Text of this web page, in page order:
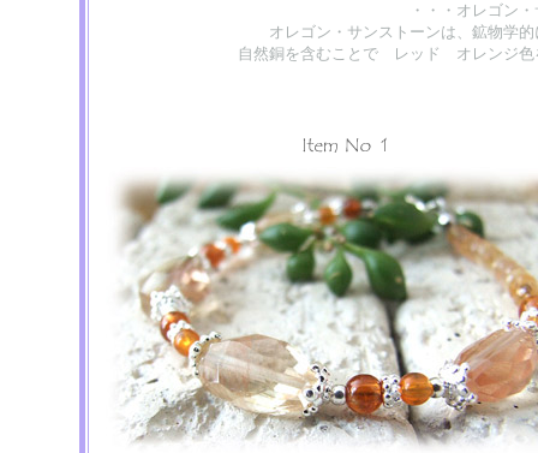
・・・オレゴン
オレゴン・サンストーンは、鉱物学
自然銅を含むことで レッド オレンジ色